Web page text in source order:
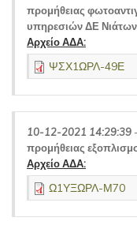
προμήθειας
υπηρεσιών ΔΕ Νιάτων
Αρχείο ΑΔΑ:
ΨΣΧ1ΩΡΛ-49Ε
10-12-2021 14:29:39 -
προμήθειας
Αρχείο ΑΔΑ:
Ω1ΥΞΩΡΛ-Μ70